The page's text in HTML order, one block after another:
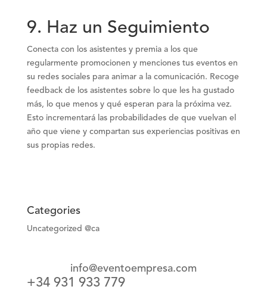
9. Haz un Seguimiento
Conecta con los asistentes y premia a los que
regularmente promocionen y menciones tus eventos en
su redes sociales para animar a la comunicación. Recoge
feedback de los asistentes sobre lo que les ha gustado
más, lo que menos y qué esperan para la próxima vez.
Esto incrementará las probabilidades de que vuelvan el
año que viene y compartan sus experiencias positivas en
sus propias redes.
Categories
Uncategorized @ca
info@eventoempresa.com
+34 931 933 779